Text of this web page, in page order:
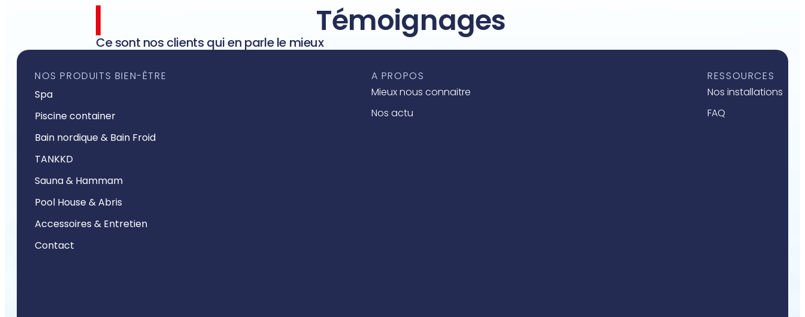
Témoignages
Ce sont nos clients qui en parle le mieux
NOS PRODUITS BIEN-ÊTRE
Spa
Piscine container
Bain nordique & Bain Froid
TANKKD
Sauna & Hammam
Pool House & Abris
Accessoires & Entretien
Contact
A PROPOS
Mieux nous connaitre
Nos actu
RESSOURCES
Nos installations
FAQ